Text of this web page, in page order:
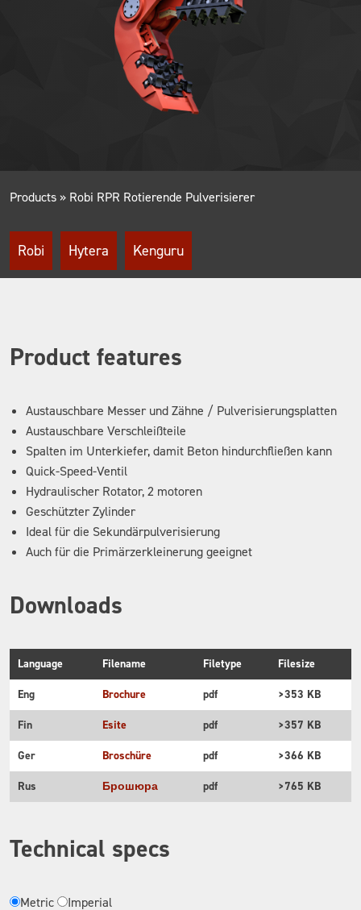
Products » Robi RPR Rotierende Pulverisierer
Robi Hytera Kenguru
Product features
Austauschbare Messer und Zähne / Pulverisierungsplatten
Austauschbare Verschleißteile
Spalten im Unterkiefer, damit Beton hindurchfließen kann
Quick-Speed-Ventil
Hydraulischer Rotator, 2 motoren
Geschützter Zylinder
Ideal für die Sekundärpulverisierung
Auch für die Primärzerkleinerung geeignet
Downloads
Language Filename Filetype
Filesize
Eng
Brochure pdf
>353 KB
Fin
Esite pdf
>357 KB
Ger
Broschüre pdf
>366 KB
Rus
Брошюра pdf >765 KB
Technical specs
Metric Imperial